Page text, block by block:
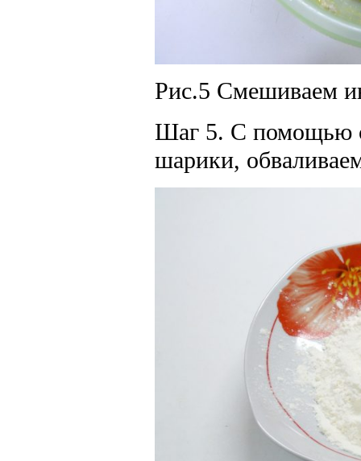
Рис.5 Смешиваем
Шаг 5. С помощью
шарики,